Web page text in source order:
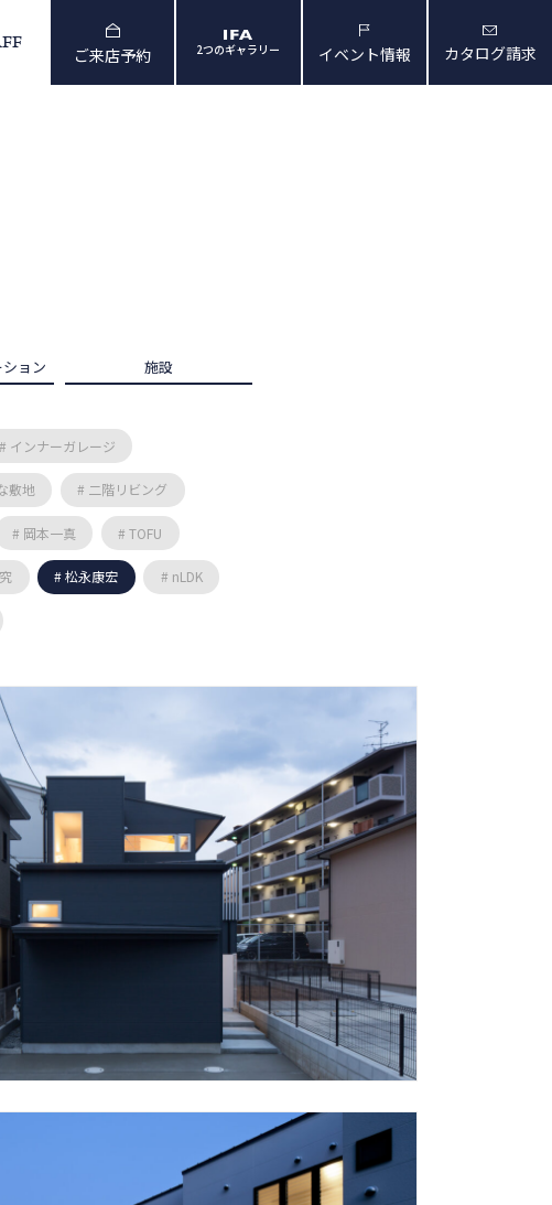
ご来店予約 2つのギャラリー イベント情報 カタログ請求
ョン 施設
# インナーガレージ
敷地 # 二階リビング
# 岡本一真 # TOFU
# 松永康宏 # nLDK